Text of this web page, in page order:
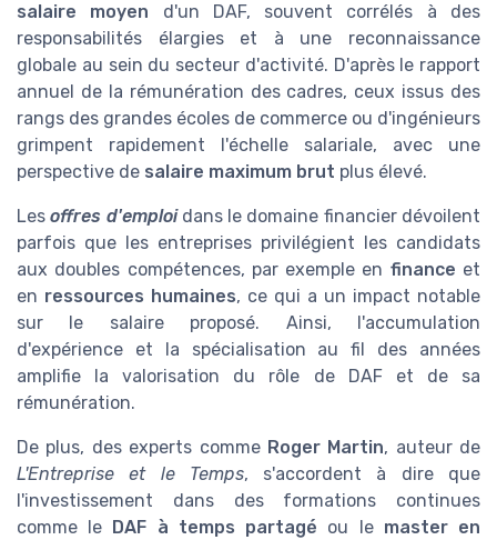
salaire moyen d'un DAF, souvent corrélés à des
responsabilités élargies et à une reconnaissance
globale au sein du secteur d'activité. D'après le rapport
annuel de la rémunération des cadres, ceux issus des
rangs des grandes écoles de commerce ou d'ingénieurs
grimpent rapidement l'échelle salariale, avec une
perspective de salaire maximum brut plus élevé.
Lesoffres d'emploidans le domaine financier dévoilent
parfois que les entreprises privilégient les candidats
aux doubles compétences, par exemple en finance et
en ressources humaines, ce qui a un impact notable
sur le salaire proposé. Ainsi, l'accumulation
d'expérience et la spécialisation au fil des années
amplifie la valorisation du rôle de DAF et de sa
rémunération.
De plus, des experts comme Roger Martin, auteur de
L'Entreprise et le Temps, s'accordent à dire que
l'investissement dans des formations continues
comme le
DAF à temps partagé ou le master en